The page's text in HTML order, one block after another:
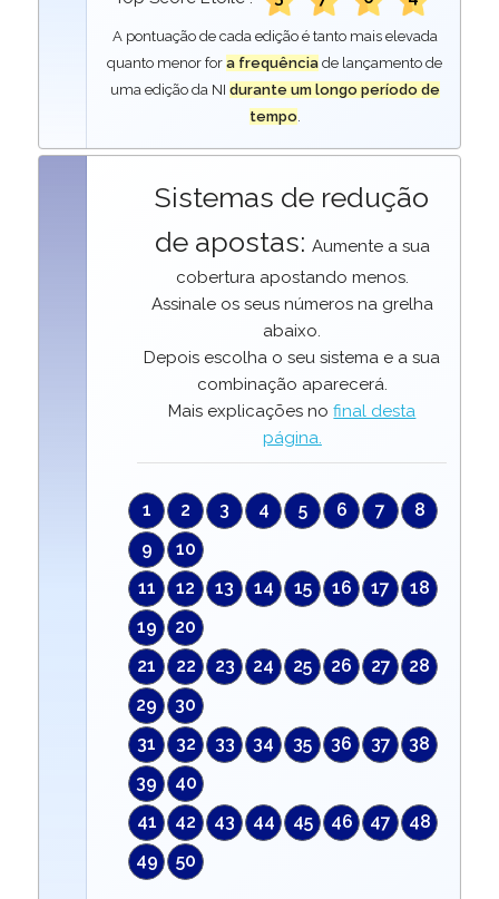
A pontuação de cada edição é tanto mais elevada
quanto menor fora frequência de lançamento de
uma edição da NI durante um longo período de
tempo.
Sistemas de redução
de apostas: Aumente a sua
cobertura apostando menos.
Assinale os seus números na grelha
abaixo.
Depois escolha o seu sistema e a sua
combinação aparecerá.
Mais explicações nofinal desta
página.
1 2 3 4 5 6 7
8
9
10
11
12 13 14 15 16 17
18
19
20
21
22 23 24 25 26 27
28
29
30
31
32 33 34 35 36 37
38
39
40
41
42 43 44 45 46 47
48
49
50